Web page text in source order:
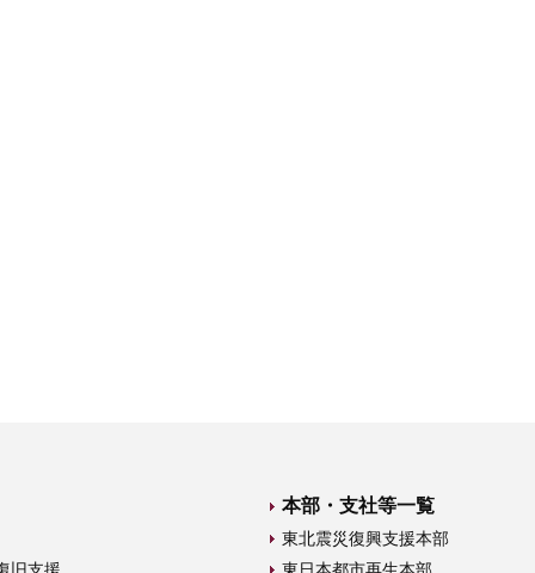
旧支援
本部・支社等一覧
東北震災復興支援本部
東日本都市再生本部